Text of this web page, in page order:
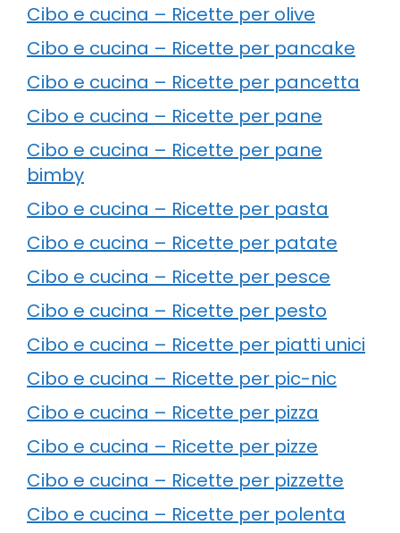
Cibo e cucina – Ricette per olive
Cibo e cucina – Ricette per pancake
Cibo e cucina – Ricette per pancetta
Cibo e cucina – Ricette per pane
Cibo e cucina – Ricette per pane
bimby
Cibo e cucina – Ricette per pasta
Cibo e cucina – Ricette per patate
Cibo e cucina – Ricette per pesce
Cibo e cucina – Ricette per pesto
Cibo e cucina – Ricette per piatti unici
Cibo e cucina – Ricette per pic-nic
Cibo e cucina – Ricette per pizza
Cibo e cucina – Ricette per pizze
Cibo e cucina – Ricette per pizzette
Cibo e cucina – Ricette per polenta